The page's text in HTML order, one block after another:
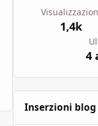
1,4k
4
Inserzioni blog